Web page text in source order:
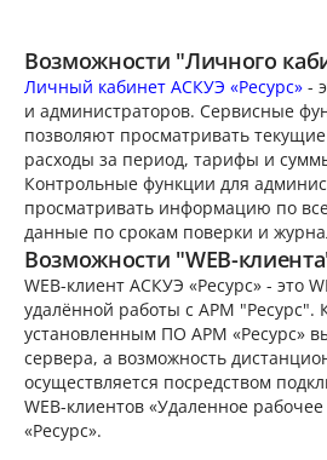
Возможности "Личного
Личный кабинет АСКУЭ «Ресурс» -
и администраторов. Сервисные
позволяют просматривать
расходы за период, тарифы и
Контрольные функции для
просматривать информацию по
данные по срокам поверки и
Возможности "WEB-
WEB-клиент АСКУЭ «Ресурс» - это
удалённой работы с АРМ "Ресурс".
установленным ПО АРМ «Ресурс»
сервера, а возможность
осуществляется посредством
WEB-клиентов «Удаленное
«Ресурс».